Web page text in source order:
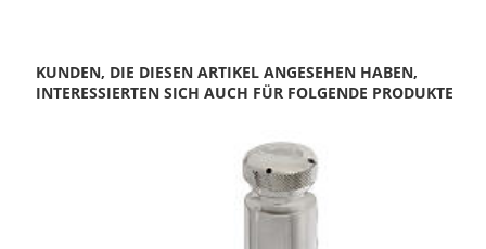
KUNDEN, DIE DIESEN ARTIKEL ANGESEHEN HABEN,
INTERESSIERTEN SICH AUCH FÜR FOLGENDE PRODUKTE